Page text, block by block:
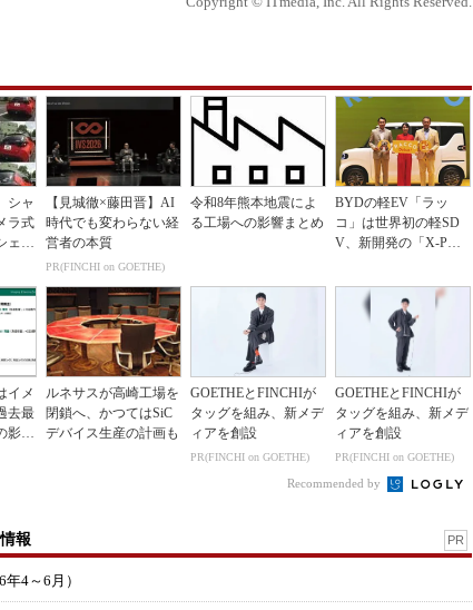
シャ
ラ式
ェア
【見城徹×藤田晋】AI
時代でも変わらない経
営者の本質
PR(FINCHI on GOETHE)
令和8年熊本地震によ
る工場への影響まとめ
BYDの軽EV「ラッ
コ」は世界初の軽SD
V、新開発の「X-PAC
イメ
去最
影響
ルネサスが高崎工場を
閉鎖へ、かつてはSiC
デバイス生産の計画も
GOETHEとFINCHIが
タッグを組み、新メデ
ィアを創設
PR(FINCHI on GOETHE)
GOETHEとFINCHIが
タッグを組み、新メデ
ィアを創設
PR(FINCHI on GOETHE)
Recommended by
報 PR
4～6月）